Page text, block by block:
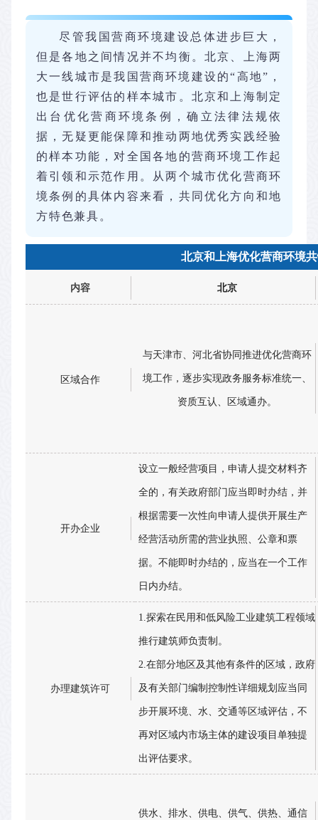
尽管我国营商环境建设总体进步巨大，
但是各地之间情况并不均衡。北京、上海两
大一线城市是我国营商环境建设的“高地”，
也是世行评估的样本城市。北京和上海制定
出台优化营商环境条例，确立法律法规依
据，无疑更能保障和推动两地优秀实践经验
的样本功能，对全国各地的营商环境工作起
着引领和示范作用。从两个城市优化营商环
境条例的具体内容来看，共同优化方向和地
方特色兼具。
北京和上海优化营商环境
内容 北京
区域合作
与天津市、河北省协同推进优化营商环
境工作，逐步实现政务服务标准统一、
资质互认、区域通办。
开办企业
设立一般经营项目，申请人提交材料齐
全的，有关政府部门应当即时办结，并
根据需要一次性向申请人提供开展生产
经营活动所需的营业执照、公章和票
据。不能即时办结的，应当在一个工作
日内办结。
办理建筑许可
1.探索在民用和低风险工业建筑工程领域
推行建筑师负责制。
2.在部分地区及其他有条件的区域，政府
及有关部门编制控制性详细规划应当同
步开展环境、水、交通等区域评估，不
再对区域内市场主体的建设项目单独提
出评估要求。
供水、排水、供电、供气、供热、通信